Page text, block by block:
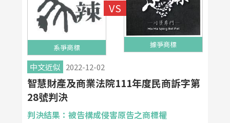
系爭商標 據爭商標
中文近似 2022-12-02
智慧財產及商業法院111年度民商訴字第
28號判決
判決結果：被告構成侵害原告之商標權